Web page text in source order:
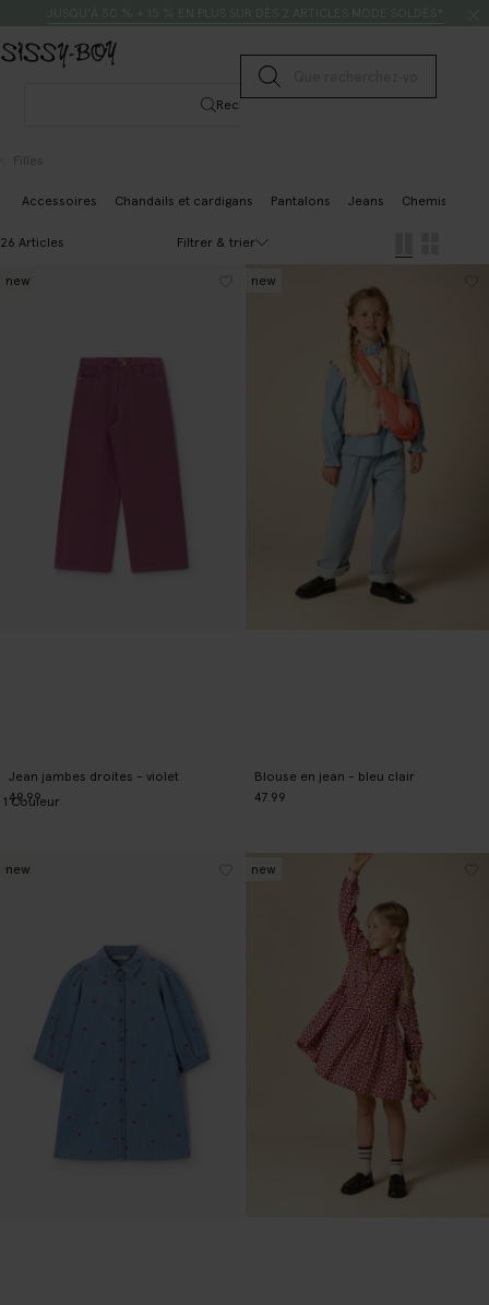
Lancer la recherche
Rechercher
Filles
Accessoires Chandails et cardigans Pantalons Jeans Chemisiers et
26 Articles Filtrer & trier
Jean jambes droites - violet
49.99
new
1Couleur
Blouse en jean - bleu clair
47.99
new
new new